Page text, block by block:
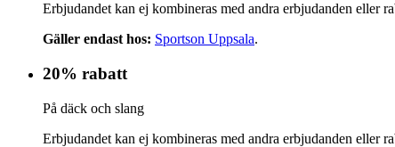
Erbjudandet kan ej kombineras med andra erbjudanden eller
Gäller endast hos: Sportson Uppsala.
20% rabatt
På däck och slang
Erbjudandet kan ej kombineras med andra erbjudanden eller